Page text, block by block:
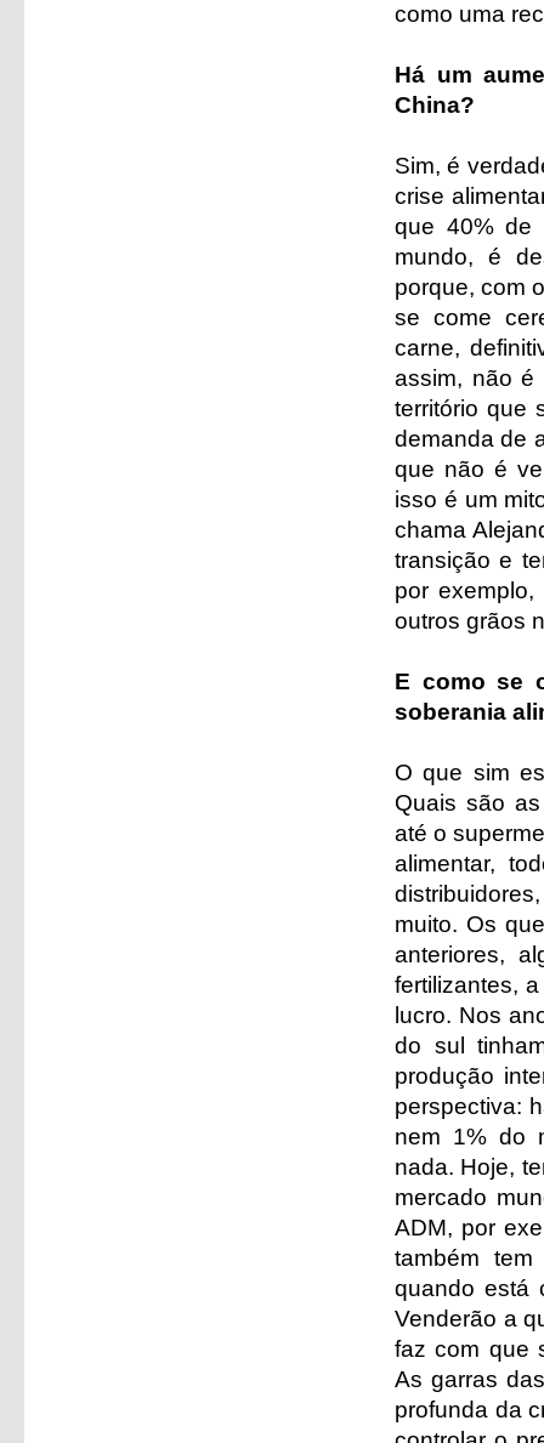
como uma
Há um
China?
Sim, é
crise
que 40% de
mundo, é
porque, com
se come
carne,
assim, não é
território que
demanda de
que não é
isso é um
chama
transição e
por
outros grãos
E como se
soberania
O que sim
Quais são
até o
alimentar,
muito. Os
anteriores,
fertilizantes,
lucro. Nos
do sul
produção
perspectiva:
nem 1% do
nada. Hoje,
mercado
ADM, por
também tem
quando está
Venderão a
faz com que
As garras
profunda da